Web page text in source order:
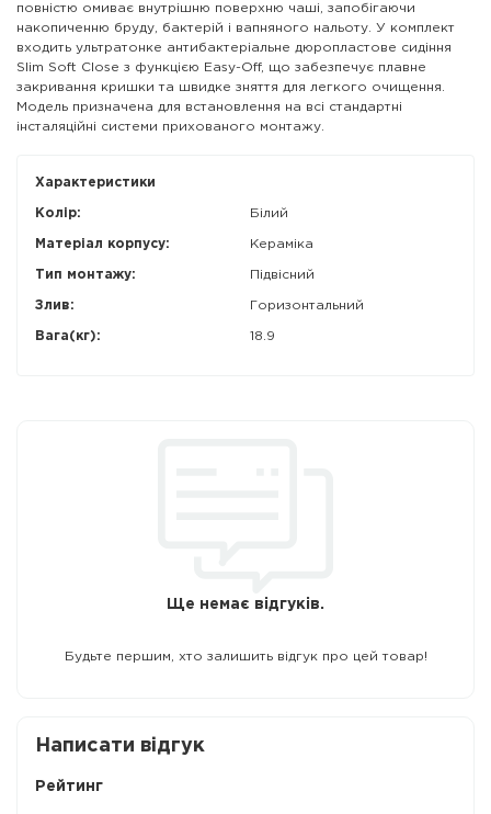
повністю омиває внутрішню поверхню чаші, запобігаючи
накопиченню бруду, бактерій і вапняного нальоту. У комплект
входить ультратонке антибактеріальне дюропластове сидіння
Slim Soft Close з функцією Easy-Off, що забезпечує плавне
закривання кришки та швидке зняття для легкого очищення.
Модель призначена для встановлення на всі стандартні
інсталяційні системи прихованого монтажу.
Характеристики
Колір: Білий
Матеріал корпусу: Кераміка
Тип монтажу: Підвісний
Злив: Горизонтальний
Вага(кг): 18.9
Ще немає відгуків.
Будьте першим, хто залишить відгук про цей товар!
Написати відгук
Рейтинг